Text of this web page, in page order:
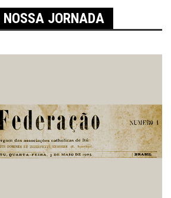
NOSSA JORNADA